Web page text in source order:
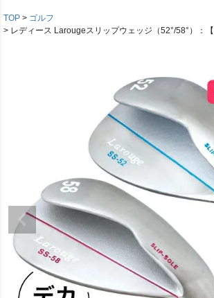
TOP
ゴルフ
レディース Larougeスリップウェッジ（52°/58°）：